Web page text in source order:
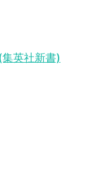
英社新書)